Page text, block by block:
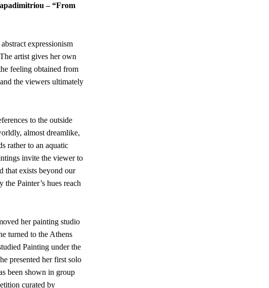
– “From
expressionism
artist gives her own
feeling obtained from
the viewers ultimately
to the outside
almost dreamlike,
rather to an aquatic
invite the viewer to
that exists beyond our
Painter’s hues reach
her painting studio
turned to the Athens
Painting under the
presented her first solo
been shown in group
curated by